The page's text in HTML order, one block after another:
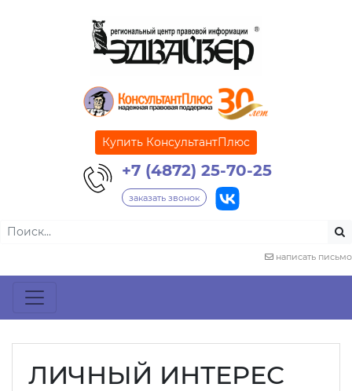
Купить КонсультантПлюс
+7 (4872) 25-70-25
заказать звонок
написать письмо
ЛИЧНЫЙ ИНТЕРЕС